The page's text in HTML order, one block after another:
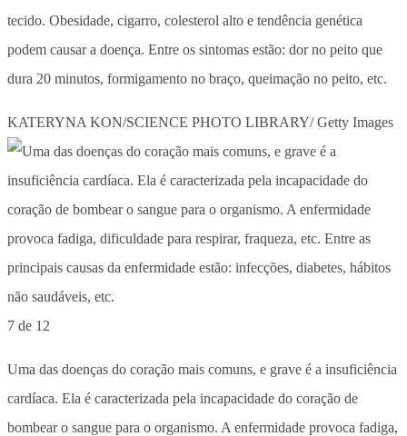
tecido. Obesidade, cigarro, colesterol alto e tendência genética
podem causar a doença. Entre os sintomas estão: dor no peito que
dura 20 minutos, formigamento no braço, queimação no peito, etc.
KATERYNA KON/SCIENCE PHOTO LIBRARY/ Getty Images
7 de 12
Uma das doenças do coração mais comuns, e grave é a insuficiência
cardíaca. Ela é caracterizada pela incapacidade do coração de
bombear o sangue para o organismo. A enfermidade provoca fadiga,